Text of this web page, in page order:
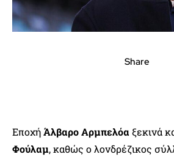
Share
ΕποχήΆλβαρο Αρμπελόα ξεκινά
Φούλαμ, καθώς ο λονδρέζικος